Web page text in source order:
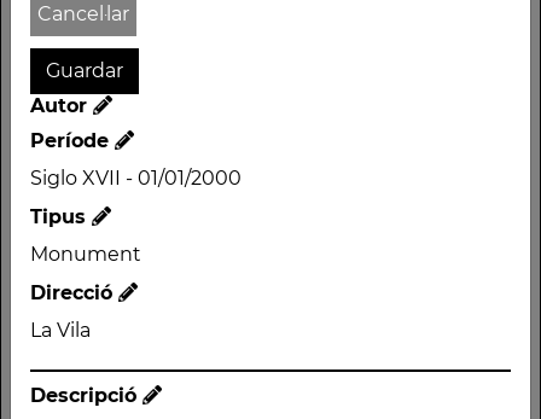
Cancel·lar
Autor
Període
Siglo XVII - 01/01/2000
Tipus
Monument
Direcció
La Vila
Descripció
Període
Siglo XVII - 01/01/2000
Tipus
Monument
Direcció
La Vila